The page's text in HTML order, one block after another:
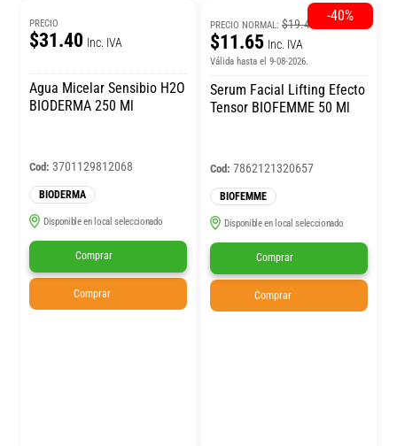
PRECIO
$31.40 Inc. IVA
Agua Micelar Sensibio H2O
BIODERMA 250 Ml
Cod: 3701129812068
BIODERMA
Disponible en local seleccionado
Comprar
Comprar
PRECIO NORMAL: $19.41
$11.65 Inc. IVA
Válida hasta el 9-08-2026.
Serum Facial Lifting Efecto
Tensor BIOFEMME 50 Ml
Cod: 7862121320657
BIOFEMME
Disponible en local seleccionado
Comprar
Comprar
-40%